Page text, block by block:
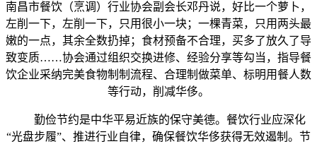
南昌市餐饮（烹调）行业协会副会长邓丹说，好比一个萝卜，
左削一下，左削一下，只用很小一块；一棵青菜，只用两头最
嫩的一点，其余全数扔掉；食材预备不合理，买多了放久了导
致变质……协会通过组织交换进修、经验分享等勾当，指导餐
饮企业采纳完美食物制制流程、合理制做菜单、标明用餐人数
等行动，削减华侈。
勤俭节约是中华平易近族的保守美德。餐饮行业应深化
“光盘步履”、推进行业自律，确保餐饮华侈获得无效遏制。节